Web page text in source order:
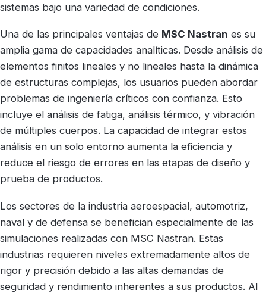
sistemas bajo una variedad de condiciones.
Una de las principales ventajas de MSC Nastran es su
amplia gama de capacidades analíticas. Desde análisis de
elementos finitos lineales y no lineales hasta la dinámica
de estructuras complejas, los usuarios pueden abordar
problemas de ingeniería críticos con confianza. Esto
incluye el análisis de fatiga, análisis térmico, y vibración
de múltiples cuerpos. La capacidad de integrar estos
análisis en un solo entorno aumenta la eficiencia y
reduce el riesgo de errores en las etapas de diseño y
prueba de productos.
Los sectores de la industria aeroespacial, automotriz,
naval y de defensa se benefician especialmente de las
simulaciones realizadas con MSC Nastran. Estas
industrias requieren niveles extremadamente altos de
rigor y precisión debido a las altas demandas de
seguridad y rendimiento inherentes a sus productos. Al